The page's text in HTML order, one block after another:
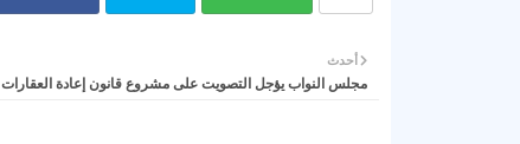
أحدث
مجلس النواب يؤجل التصويت على مشروع قانون إعادة العقارات